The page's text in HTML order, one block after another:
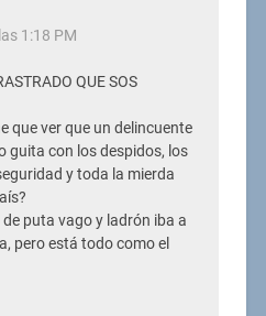
1:18 PM
QUE SOS
que ver que un delincuente
guita con los despidos, los
y toda la mierda
puta vago y ladrón iba a
pero está todo como el